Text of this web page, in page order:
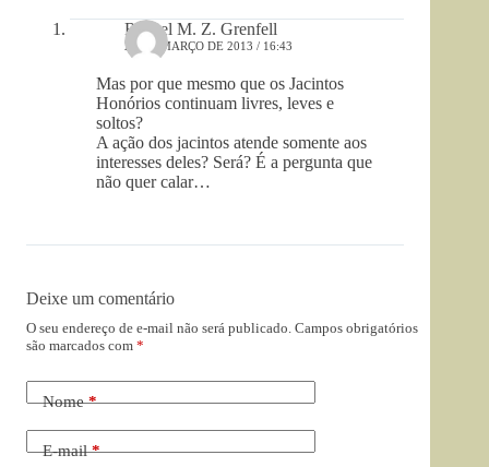
Rachel M. Z. Grenfell
29 DE MARÇO DE 2013 / 16:43
Mas por que mesmo que os Jacintos
Honórios continuam livres, leves e
soltos?
A ação dos jacintos atende somente aos
interesses deles? Será? É a pergunta que
não quer calar…
Deixe um comentário
O seu endereço de e-mail não será publicado. Campos obrigatórios
são marcados com *
Nome*
E-mail*